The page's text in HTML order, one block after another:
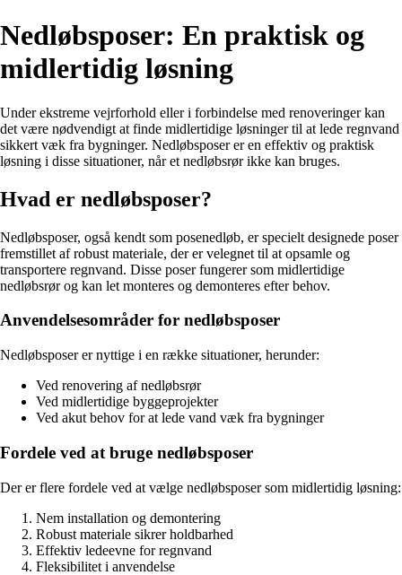
Nedløbsposer: En praktisk og
midlertidig løsning
Under ekstreme vejrforhold eller i forbindelse med renoveringer kan
det være nødvendigt at finde midlertidige løsninger til at lede regnvand
sikkert væk fra bygninger. Nedløbsposer er en effektiv og praktisk
løsning i disse situationer, når et nedløbsrør ikke kan bruges.
Hvad er nedløbsposer?
Nedløbsposer, også kendt som posenedløb, er specielt designede poser
fremstillet af robust materiale, der er velegnet til at opsamle og
transportere regnvand. Disse poser fungerer som midlertidige
nedløbsrør og kan let monteres og demonteres efter behov.
Anvendelsesområder for nedløbsposer
Nedløbsposer er nyttige i en række situationer, herunder:
Ved renovering af nedløbsrør
Ved midlertidige byggeprojekter
Ved akut behov for at lede vand væk fra bygninger
Fordele ved at bruge nedløbsposer
Der er flere fordele ved at vælge nedløbsposer som midlertidig løsning:
Nem installation og demontering
Robust materiale sikrer holdbarhed
Effektiv ledeevne for regnvand
Fleksibilitet i anvendelse